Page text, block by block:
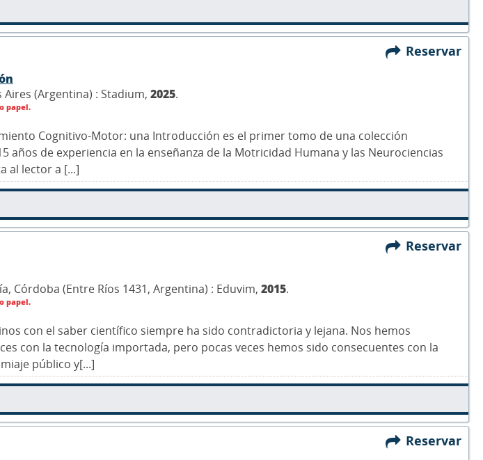
Reservar
(Argentina) : Stadium, 2025.
papel.
Cognitivo-Motor: una Introducción es el primer tomo de una colección
años de experiencia en la enseñanza de la Motricidad Humana y las Neurociencias
al lector a [...]
Reservar
Córdoba (Entre Ríos 1431, Argentina) : Eduvim, 2015.
papel.
con el saber científico siempre ha sido contradictoria y lejana. Nos hemos
con la tecnología importada, pero pocas veces hemos sido consecuentes con la
público y[...]
Reservar